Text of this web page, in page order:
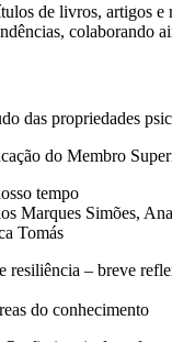
de livros, artigos
colaborando
das propriedades
tempo
Marques Simões,
Tomás
– breve